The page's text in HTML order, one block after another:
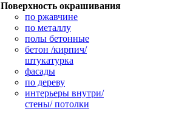
Поверхность окрашивания
по ржавчине
по металлу
полы бетонные
бетон /кирпич/
штукатурка
фасады
по дереву
интерьеры внутри/
стены/ потолки